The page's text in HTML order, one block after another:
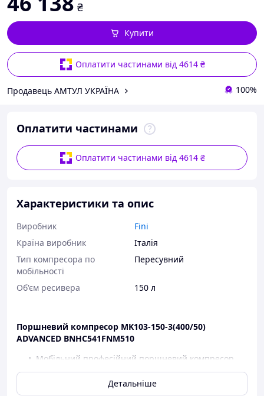
₴
Оплатити частинами від 4614 ₴
Купити
Продавець АМТУЛ УКРАЇНА 100%
Оплатити частинами
Оплатити частинами від 4614 ₴
Характеристики та опис
Виробник
Fini
Країна виробник
Італія
Тип компресора по
мобільності
Пересувний
Об'єм ресивера 150 л
Поршневий компресор MK103-150-3(400/50)
ADVANCED BNHC541FNM510
Мобільний професійний поршневий компресор
Fini,
одноступінчастий двоциліндровий ремінний
Детальніше